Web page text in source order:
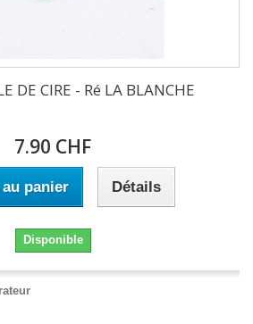
DE CIRE - Ré LA BLANCHE
7.90 CHF
panier Détails
Disponible